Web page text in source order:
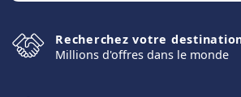
Recherchez votre
Millions d'offres dans le monde